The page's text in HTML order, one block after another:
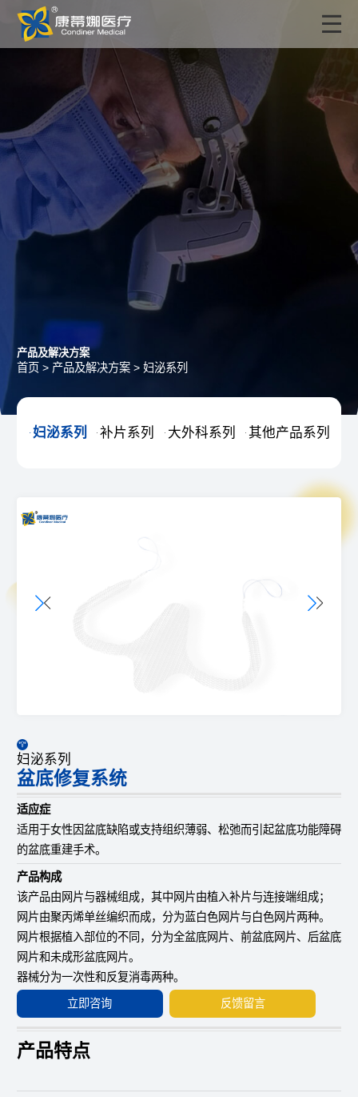
产品及解决方案
首页 > 产品及解决方案> 妇泌系列
 妇泌系列  补片系列  大外科系列  其他产品系列
妇泌系列
盆底修复系统
适应症
适用于女性因盆底缺陷或支持组织薄弱、松弛而引起盆底功能障碍
的盆底重建手术。
产品构成
该产品由网片与器械组成，其中网片由植入补片与连接端组成；
网片由聚丙烯单丝编织而成，分为蓝白色网片与白色网片两种。
网片根据植入部位的不同，分为全盆底网片、前盆底网片、后盆底
网片和未成形盆底网片。
器械分为一次性和反复消毒两种。
立即咨询 反馈留言
产品特点